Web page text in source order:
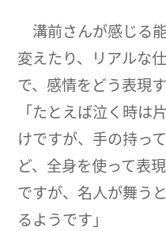
溝前さんが感じる
変えたり、リアルな
で、感情をどう表現
「たとえば泣く時は
けですが、手の持っ
ど、全身を使って表
ですが、名人が舞う
るようです」